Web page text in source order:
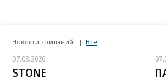
Новости компаний Все
07.08.2026
STONE